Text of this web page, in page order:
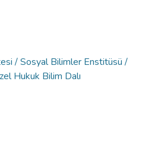
/ Sosyal Bilimler Enstitüsü /
Hukuk Bilim Dalı